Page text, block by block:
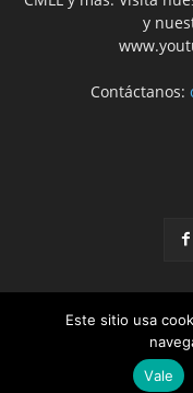
y
Contáctanos:
WWE Noticias
©
Este sitio usa
Vale